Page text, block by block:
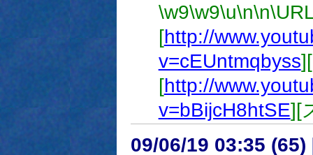
\w9\w9\u\n\n
[http://
v=cEUntmqbyss
[http://
v=bBijcH8htSE][
09/06/19 03:35 (65)